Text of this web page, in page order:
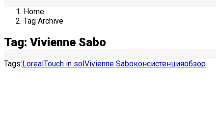
Home
Tag Archive
Tag: Vivienne Sabo
Tags:LorealTouch in solVivienne Saboконсистенцияобзор